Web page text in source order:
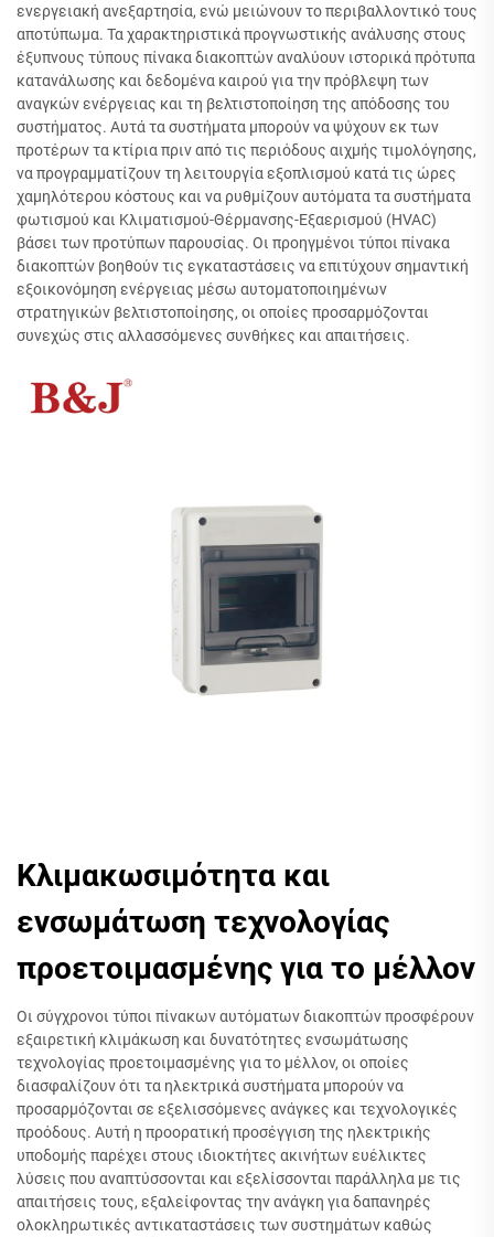
ενεργειακή ανεξαρτησία, ενώ μειώνουν το περιβαλλοντικό τους
αποτύπωμα. Τα χαρακτηριστικά προγνωστικής ανάλυσης στους
έξυπνους τύπους πίνακα διακοπτών αναλύουν ιστορικά πρότυπα
κατανάλωσης και δεδομένα καιρού για την πρόβλεψη των
αναγκών ενέργειας και τη βελτιστοποίηση της απόδοσης του
συστήματος. Αυτά τα συστήματα μπορούν να ψύχουν εκ των
προτέρων τα κτίρια πριν από τις περιόδους αιχμής τιμολόγησης,
να προγραμματίζουν τη λειτουργία εξοπλισμού κατά τις ώρες
χαμηλότερου κόστους και να ρυθμίζουν αυτόματα τα συστήματα
φωτισμού και Κλιματισμού-Θέρμανσης-Εξαερισμού (HVAC)
βάσει των προτύπων παρουσίας. Οι προηγμένοι τύποι πίνακα
διακοπτών βοηθούν τις εγκαταστάσεις να επιτύχουν σημαντική
εξοικονόμηση ενέργειας μέσω αυτοματοποιημένων
στρατηγικών βελτιστοποίησης, οι οποίες προσαρμόζονται
συνεχώς στις αλλασσόμενες συνθήκες και απαιτήσεις.
Κλιμακωσιμότητα και
ενσωμάτωση τεχνολογίας
προετοιμασμένης για το μέλλον
Οι σύγχρονοι τύποι πίνακων αυτόματων διακοπτών προσφέρουν
εξαιρετική κλιμάκωση και δυνατότητες ενσωμάτωσης
τεχνολογίας προετοιμασμένης για το μέλλον, οι οποίες
διασφαλίζουν ότι τα ηλεκτρικά συστήματα μπορούν να
προσαρμόζονται σε εξελισσόμενες ανάγκες και τεχνολογικές
προόδους. Αυτή η προορατική προσέγγιση της ηλεκτρικής
υποδομής παρέχει στους ιδιοκτήτες ακινήτων ευέλικτες
λύσεις που αναπτύσσονται και εξελίσσονται παράλληλα με τις
απαιτήσεις τους, εξαλείφοντας την ανάγκη για δαπανηρές
ολοκληρωτικές αντικαταστάσεις των συστημάτων καθώς